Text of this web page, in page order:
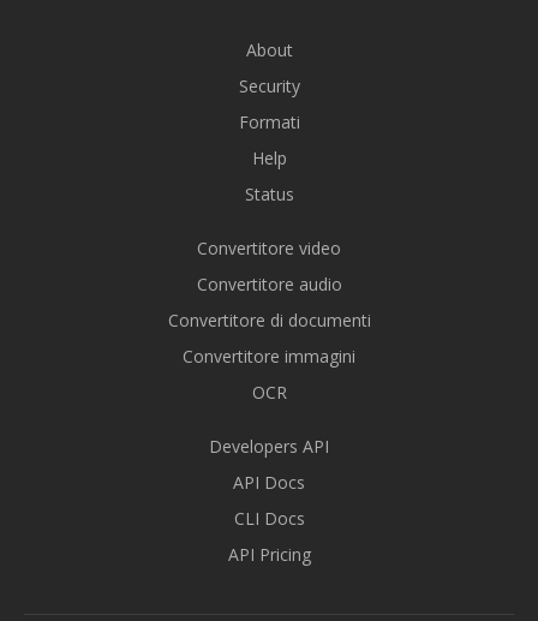
About
Security
Formati
Help
Status
Convertitore video
Convertitore audio
Convertitore di documenti
Convertitore immagini
OCR
Developers API
API Docs
CLI Docs
API Pricing